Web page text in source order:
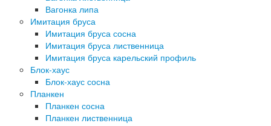
Вагонка липа
Имитация бруса
Имитация бруса сосна
Имитация бруса лиственница
Имитация бруса карельский профиль
Блок-хаус
Блок-хаус сосна
Планкен
Планкен сосна
Планкен лиственница